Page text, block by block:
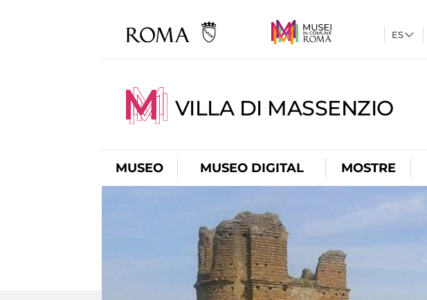
VILLA DI MASSENZIO
MUSEO MUSEO DIGITAL MOSTRE